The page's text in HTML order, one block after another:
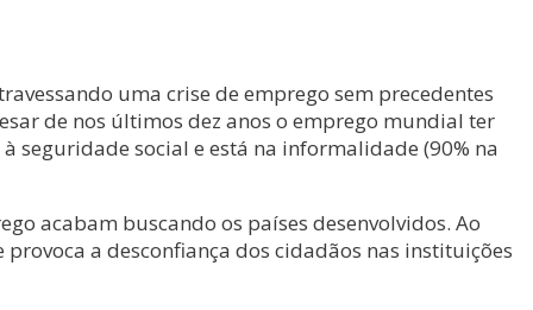
uma crise de emprego sem precedentes
de nos últimos dez anos o emprego mundial ter
seguridade social e está na informalidade (90% na
acabam buscando os países desenvolvidos. Ao
a desconfiança dos cidadãos nas instituições